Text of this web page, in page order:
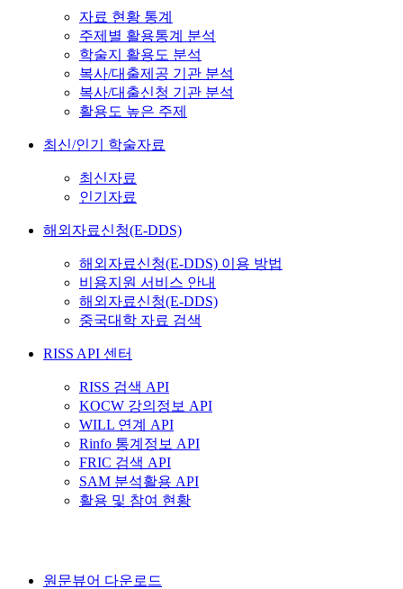
자료 현황 통계
주제별 활용통계 분석
학술지 활용도 분석
복사/대출제공 기관 분석
복사/대출신청 기관 분석
활용도 높은 주제
최신/인기 학술자료
최신자료
인기자료
해외자료신청(E-DDS)
해외자료신청(E-DDS) 이용 방법
비용지원 서비스 안내
해외자료신청(E-DDS)
중국대학 자료 검색
RISS API 센터
RISS 검색 API
KOCW 강의정보 API
WILL 연계 API
Rinfo 통계정보 API
FRIC 검색 API
SAM 분석활용 API
활용 및 참여 현황
원문뷰어 다운로드